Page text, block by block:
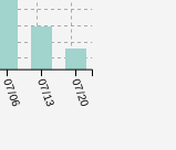
07/06 07/13 07/20